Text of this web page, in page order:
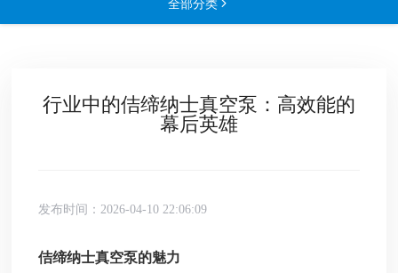
全部分类 
行业中的佶缔纳士真空泵：高效能的
幕后英雄
发布时间：2026-04-10 22:06:09
佶缔纳士真空泵的魅力